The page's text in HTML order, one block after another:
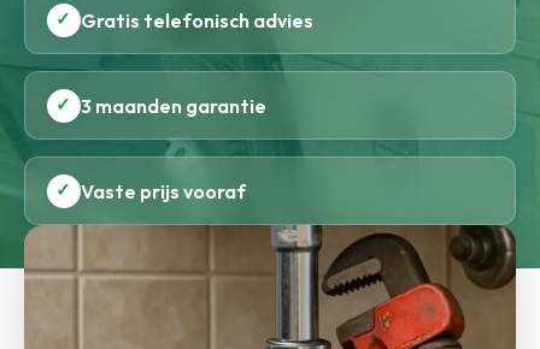
✓ Gratis telefonisch advies
✓ 3 maanden garantie
✓ Vaste prijs vooraf